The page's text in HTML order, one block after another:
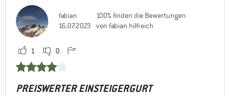
fabian
16.07.2023
100% finden die Bewertungen
von fabian hilfreich
1 0
PREISWERTER EINSTEIGERGURT